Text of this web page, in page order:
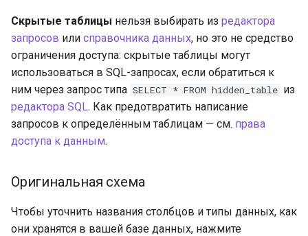
Скрытые таблицы нельзя выбирать из редактора
запросов или справочника данных, но это не средство
ограничения доступа: скрытые таблицы могут
использоваться в SQL-запросах, если обратиться к
ним через запрос типа SELECT * FROM hidden_table из
редактора SQL. Как предотвратить написание
запросов к определённым таблицам — см. права
доступа к данным.
Оригинальная схема
Чтобы уточнить названия столбцов и типы данных, как
они хранятся в вашей базе данных, нажмите